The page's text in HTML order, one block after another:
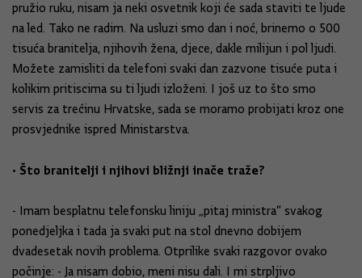
pružio ruku, nisam ja neki osvetnik koji će sada staviti te ljude
na led. Tako ne radim. Na usluzi smo dan i noć, brinemo o 500
tisuća branitelja, njihovih žena, djece, dakle milijun i pol ljudi.
Možete zamisliti da telefoni svaki dan zazvone tisuće puta i
kolikim pritiscima su ti ljudi izloženi. I još uz to što smo
servis za trećinu Hrvatske, sada se moramo probijati kroz one
prosvjednike ispred Ministarstva.
• Što branitelji i njihovi bližnji inače traže?
- Imam besplatnu telefonsku liniju „pitaj ministra“ svakog
ponedjeljka i tada ja svaki put na stol dnevno dobijem
dvadesetak novih problema. Otprilike svaki razgovor ovako
počinje: - Ja nisam dobio, meni nisu dali. I mi strpljivo